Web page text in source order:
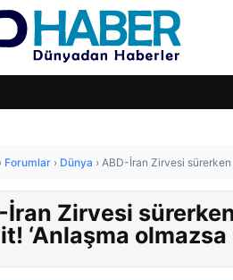
› Forumlar › Dünya › ABD-İran Zirvesi sürerken
İran Zirvesi
‘Anlaşma